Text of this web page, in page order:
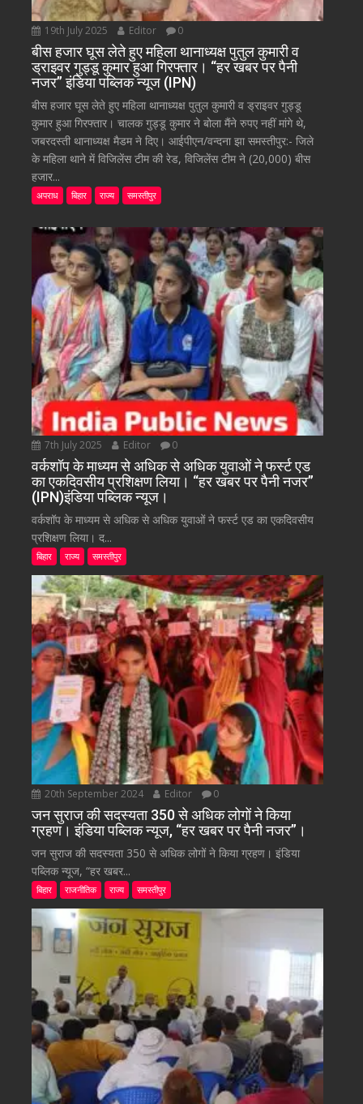
19th July 2025 Editor 0
बीस हजार घूस लेते हुए महिला थानाध्यक्ष पुतुल कुमारी व
ड्राइवर गुड्डू कुमार हुआ गिरफ्तार। “हर खबर पर पैनी
नजर” इंडिया पब्लिक न्यूज (IPN)
बीस हजार घूस लेते हुए महिला थानाध्यक्ष पुतुल कुमारी व ड्राइवर गुड्डू
कुमार हुआ गिरफ्तार। चालक गुड्डू कुमार ने बोला मैंने रुपए नहीं मांगे थे,
जबरदस्ती थानाध्यक्ष मैडम ने दिए। आईपीएन/वन्दना झा समस्तीपुर:- जिले
के महिला थाने में विजिलेंस टीम की रेड, विजिलेंस टीम ने (20,000) बीस
हजार...
अपराध बिहार राज्य समस्तीपुर
7th July 2025 Editor 0
वर्कशॉप के माध्यम से अधिक से अधिक युवाओं ने फर्स्ट एड
का एकदिवसीय प्रशिक्षण लिया। “हर खबर पर पैनी नजर”
(IPN)इंडिया पब्लिक न्यूज।
वर्कशॉप के माध्यम से अधिक से अधिक युवाओं ने फर्स्ट एड का एकदिवसीय
प्रशिक्षण लिया। द...
बिहार राज्य समस्तीपुर
20th September 2024 Editor 0
जन सुराज की सदस्यता 350 से अधिक लोगों ने किया
ग्रहण। इंडिया पब्लिक न्यूज, “हर खबर पर पैनी नजर”।
जन सुराज की सदस्यता 350 से अधिक लोगों ने किया ग्रहण। इंडिया
पब्लिक न्यूज, “हर खबर...
बिहार राजनीतिक राज्य समस्तीपुर